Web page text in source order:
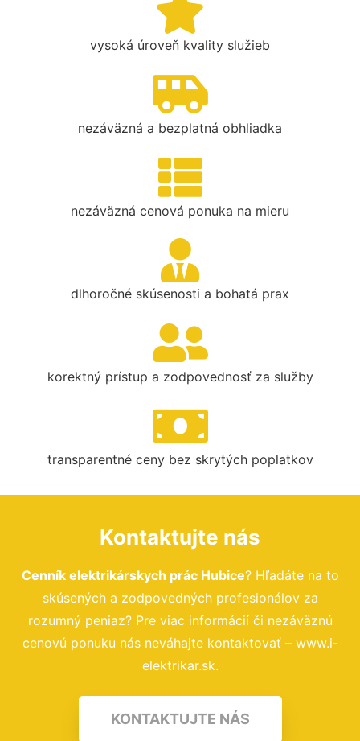
vysoká úroveň kvality služieb
nezáväzná a bezplatná obhliadka
nezáväzná cenová ponuka na mieru
dlhoročné skúsenosti a bohatá prax
korektný prístup a zodpovednosť za služby
transparentné ceny bez skrytých poplatkov
Kontaktujte nás
Cenník elektrikárskych prác Hubice? Hľadáte na to
skúsených a zodpovedných profesionálov za
rozumný peniaz? Pre viac informácií či nezáväznú
cenovú ponuku nás neváhajte kontaktovať – www.i-
elektrikar.sk.
KONTAKTUJTE NÁS